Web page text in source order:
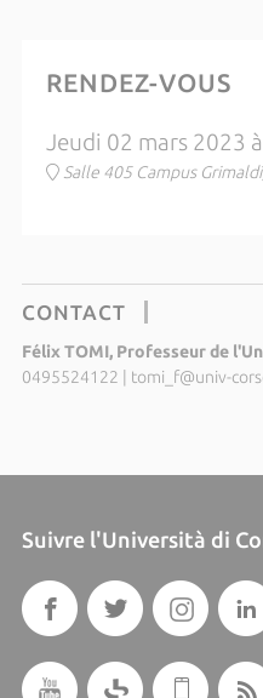
RENDEZ-VOUS
Jeudi 02 mars 2023
Salle 405 Campus
CONTACT
Félix TOMI, Professeur de
0495524122
tomi_f@univ-
Suivre l'Università di